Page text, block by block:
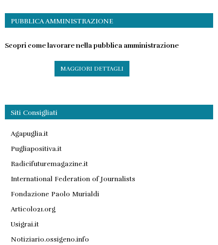
PUBBLICA AMMINISTRAZIONE
Scopri come lavorare nella pubblica amministrazione
MAGGIORI DETTAGLI
Siti Consigliati
Agapuglia.it
Pugliapositiva.it
Radicifuturemagazine.it
International Federation of Journalists
Fondazione Paolo Murialdi
Articolo21.org
Usigrai.it
Notiziario.ossigeno.info